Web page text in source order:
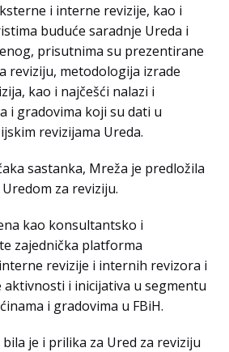
i interne revizije, kao i
buduće saradnje Ureda i
prisutnima su prezentirane
reviziju, metodologija izrade
kao i najčešći nalazi i
i gradovima koji su dati u
revizijama Ureda.
sastanka, Mreža je predložila
za reviziju.
kao konsultantsko i
zajednička platforma
revizije i internih revizora i
aktivnosti i inicijativa u segmentu
i gradovima u FBiH.
je i prilika za Ured za reviziju